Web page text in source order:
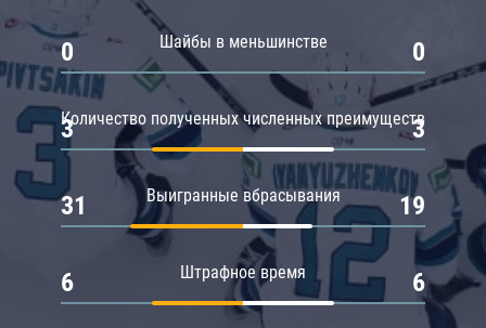
Шайбы в меньшинстве
0 0
Количество полученных численных преимуществ
3 3
Выигранные вбрасывания
31 19
Штрафное время
6 6